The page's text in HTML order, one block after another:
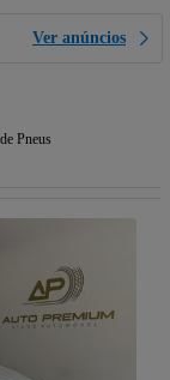
Ver anúncios
Pneus